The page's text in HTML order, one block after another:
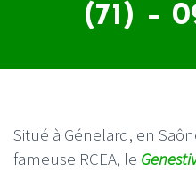
(71) –
Situé à Génelard, en
fameuse RCEA, le